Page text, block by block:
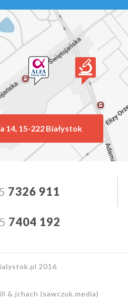
14, 15-222 Białystok
7326 911
7404 192
2016
& jchach (sawczuk.media)